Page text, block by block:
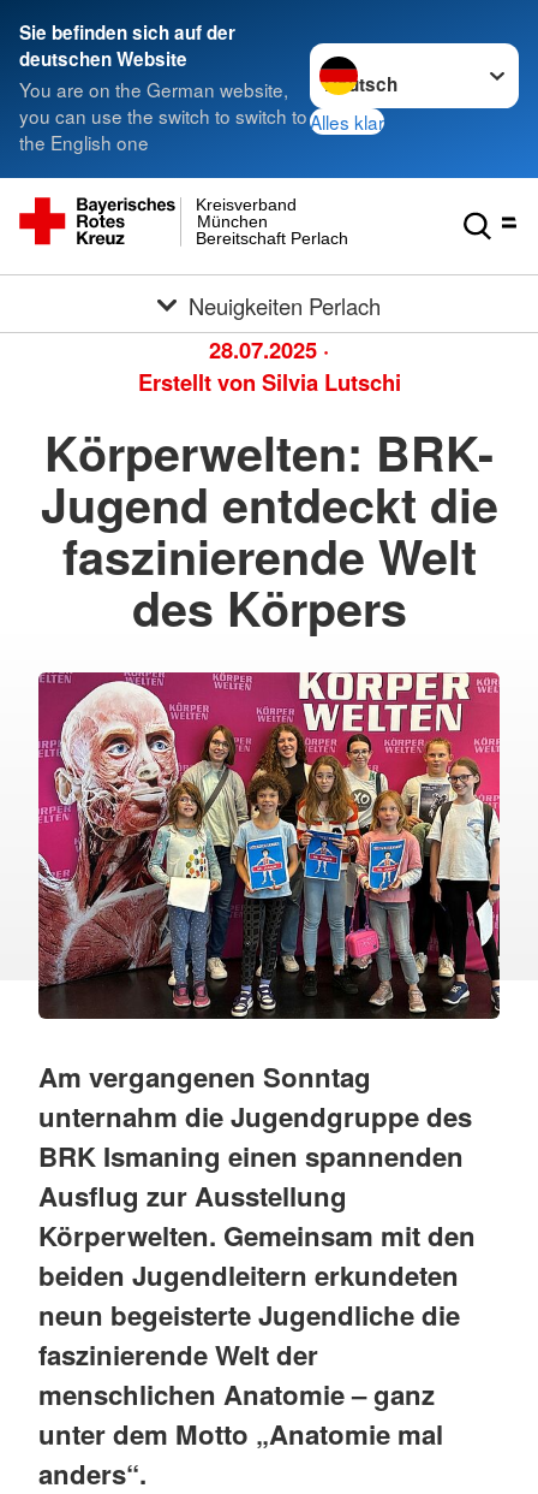
Sie befinden sich auf der
deutschen Website
You are on the German website,
you can use the switch to switch to
the English one
Sprache wechseln zu
Alles klar
Bereitschaft Perlach
München
Kreisverband
Neuigkeiten Perlach
28.07.2025 ·
Erstellt von Silvia Lutschi
Körperwelten: BRK-
Jugend entdeckt die
faszinierende Welt
des Körpers
Am vergangenen Sonntag
unternahm die Jugendgruppe des
BRK Ismaning einen spannenden
Ausflug zur Ausstellung
Körperwelten. Gemeinsam mit den
beiden Jugendleitern erkundeten
neun begeisterte Jugendliche die
faszinierende Welt der
menschlichen Anatomie – ganz
unter dem Motto „Anatomie mal
anders“.